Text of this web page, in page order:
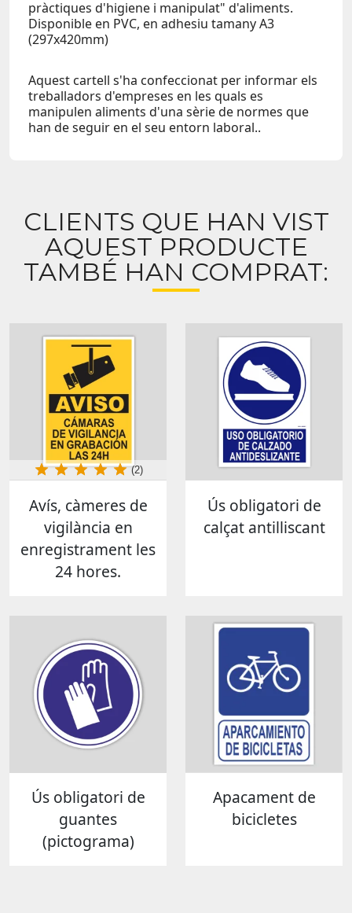
pràctiques d'higiene i manipulat" d'aliments.
Disponible en PVC, en adhesiu tamanyA3
(297x420mm)
Aquest cartell s'ha confeccionat per informar els
treballadors d'empreses en les quals es
manipulen aliments d'una sèrie de normes que
han de seguir en el seu entorn laboral..
CLIENTS QUE HAN VIST
AQUEST PRODUCTE
TAMBÉ HAN COMPRAT:
Avís, càmeres de
vigilància en
enregistrament les
24 hores.
(2)
Ús obligatori de
calçat antilliscant
Ús obligatori de
guantes
(pictograma)
Apacament de
bicicletes